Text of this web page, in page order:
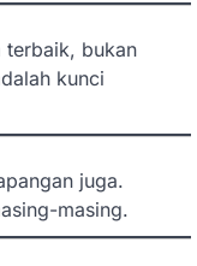
terbaik, bukan
kunci
juga.
masing.